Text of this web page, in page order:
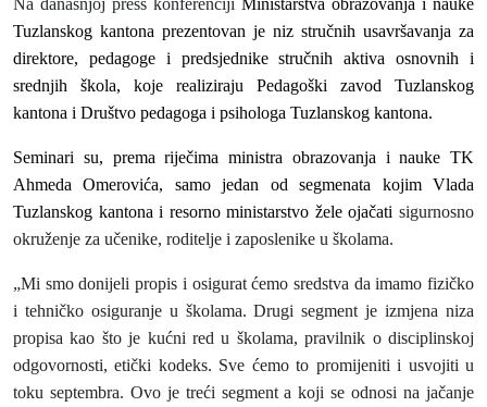
Na današnjoj press konferenciji Ministarstva obrazovanja i nauke
Tuzlanskog kantona prezentovan je niz stručnih usavršavanja za
direktore, pedagoge i predsjednike stručnih aktiva osnovnih i
srednjih škola, koje realiziraju Pedagoški zavod Tuzlanskog
kantona i Društvo pedagoga i psihologa Tuzlanskog kantona.
Seminari su, prema riječima ministra obrazovanja i nauke TK
Ahmeda Omerovića, samo jedan od segmenata kojim Vlada
Tuzlanskog kantona i resorno ministarstvo žele ojačati sigurnosno
okruženje za učenike, roditelje i zaposlenike u školama.
„Mi smo donijeli propis i osigurat ćemo sredstva da imamo fizičko
i tehničko osiguranje u školama. Drugi segment je izmjena niza
propisa kao što je kućni red u školama, pravilnik o disciplinskoj
odgovornosti, etički kodeks. Sve ćemo to promijeniti i usvojiti u
toku septembra. Ovo je treći segment a koji se odnosi na jačanje